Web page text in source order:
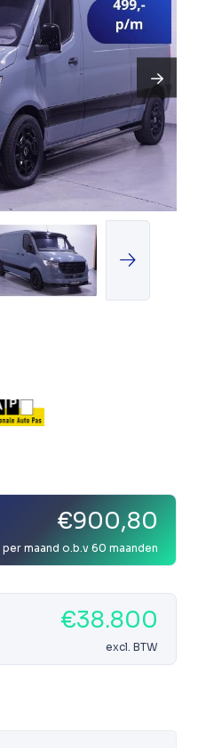
€900,80
per maand o.b.v 60 maanden
€38.800
excl. BTW